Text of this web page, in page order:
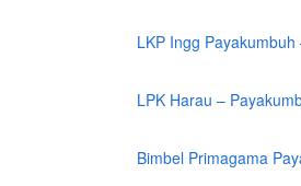
LKP Ingg
LPK Harau –
Bimbel Primagama